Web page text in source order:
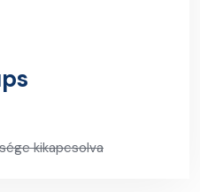
kikapcsolva